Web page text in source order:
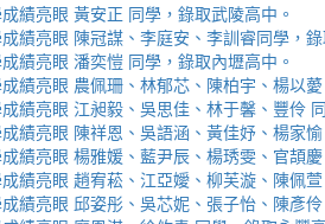
績亮眼 黃安正 同學，錄取武陵高中。
績亮眼 陳冠謀、李庭安、李訓睿同學，
績亮眼 潘奕愷 同學，錄取內壢高中。
績亮眼 農佩珊、林郁芯、陳柏宇、楊以
績亮眼 江昶毅、吳思佳、林于馨、豐伶
績亮眼 陳祥恩、吳語涵、黃佳妤、楊家
績亮眼 楊雅媛、藍尹辰、楊琇雯、官頡
績亮眼 趙宥菘、江亞嬡、柳芙漩、陳佩
績亮眼 邱姿彤、吳芯妮、張子怡、陳彥